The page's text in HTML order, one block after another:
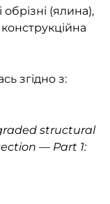
(ялина),
конструкційна
згідно з:
structural
— Part 1: